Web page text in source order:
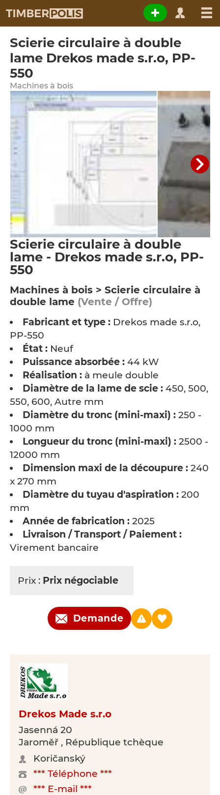
Scierie circulaire à double
lame Drekos made s.r.o, PP-
550
Machines à bois
Scierie circulaire à double
lame - Drekos made s.r.o, PP-
550
Machines à bois > Scierie circulaire à
double lame (Vente / Offre)
Fabricant et type : Drekos made s.r.o,
PP-550
État : Neuf
Puissance absorbée : 44 kW
Réalisation : à meule double
Diamètre de la lame de scie : 450, 500,
550, 600, Autre mm
Diamètre du tronc (mini-maxi) : 250 -
1000 mm
Longueur du tronc (mini-maxi) : 2500 -
12000 mm
Dimension maxi de la découpure : 240
x 270 mm
Diamètre du tuyau d'aspiration : 200
mm
Année de fabrication : 2025
Livraison / Transport / Paiement :
Virement bancaire
Prix : Prix négociable
Demande
Drekos Made s.r.o
Jasenná 20
Jaroměř , République tchèque
Koričanský
*** Téléphone ***
*** E-mail ***